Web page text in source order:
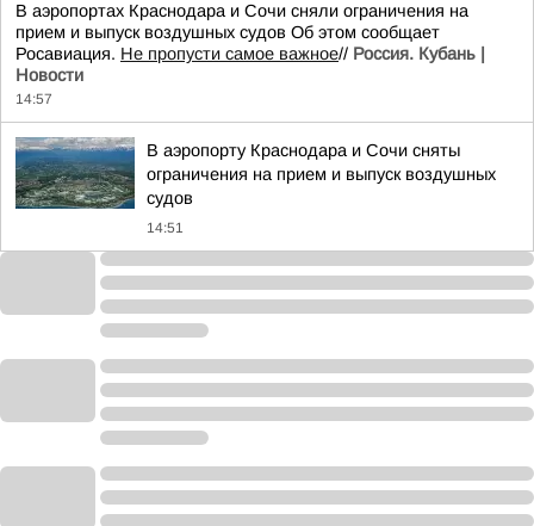
В аэропортах Краснодара и Сочи сняли ограничения на
прием и выпуск воздушных судов Об этом сообщает
Росавиация. Не пропусти самое важное// Россия. Кубань |
Новости
14:57
В аэропорту Краснодара и Сочи сняты
ограничения на прием и выпуск воздушных
судов
14:51